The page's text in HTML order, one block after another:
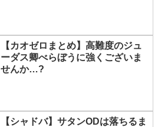
【カオゼロまとめ】高難度のジュ
ーダス卿べらぼうに強くございま
せんか…?
【シャドバ】サタンODは落ちるま